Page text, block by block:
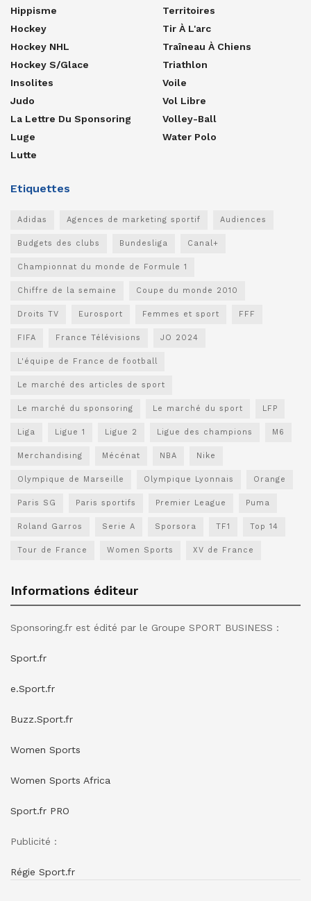
Hippisme
Hockey
Hockey NHL
Hockey S/glace
Insolites
Judo
La Lettre Du Sponsoring
Luge
Lutte
Territoires
Tir À L'arc
Traîneau À Chiens
Triathlon
Voile
Vol Libre
Volley-Ball
Water Polo
Etiquettes
Adidas Agences de marketing sportif Audiences
Budgets des clubs Bundesliga Canal+
Championnat du monde de Formule 1
Chiffre de la semaine Coupe du monde 2010
Droits TV Eurosport Femmes et sport FFF
FIFA France Télévisions JO 2024
L'équipe de France de football
Le marché des articles de sport
Le marché du sponsoring Le marché du sport LFP
Liga Ligue 1 Ligue 2 Ligue des champions M6
Merchandising Mécénat NBA Nike
Olympique de Marseille Olympique Lyonnais Orange
Paris SG Paris sportifs Premier League Puma
Roland Garros Serie A Sporsora TF1 Top 14
Tour de France Women Sports XV de France
Informations éditeur
Sponsoring.fr est édité par le Groupe SPORT BUSINESS :
Sport.fr
e.Sport.fr
Buzz.Sport.fr
Women Sports
Women Sports Africa
Sport.fr PRO
Publicité :
Régie Sport.fr